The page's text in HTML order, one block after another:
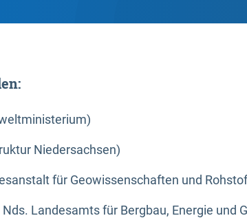
Niedersachsen)
für Geowissenschaften und
Landesamts für Bergbau, Energie und